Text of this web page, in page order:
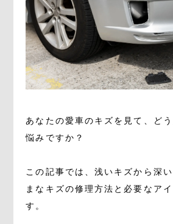
あなたの愛車のキズを見て、ど
悩みですか？
この記事では、浅いキズから深
まなキズの修理方法と必要なア
す。